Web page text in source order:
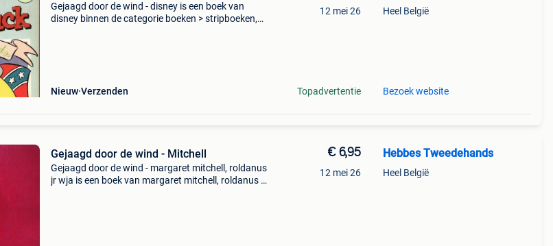
Gejaagd door de wind - disney is een boek van
disney binnen de categorie boeken > stripboeken,
Nieuw Verzenden
12 mei 26
Topadvertentie
Heel België
Bezoek website
Gejaagd door de wind - Mitchell
Gejaagd door de wind - margaret mitchell, roldanus
jr wja is een boek van margaret mitchell, roldanus jr
€ 6,95
12 mei 26
Hebbes Tweedehands
Heel België